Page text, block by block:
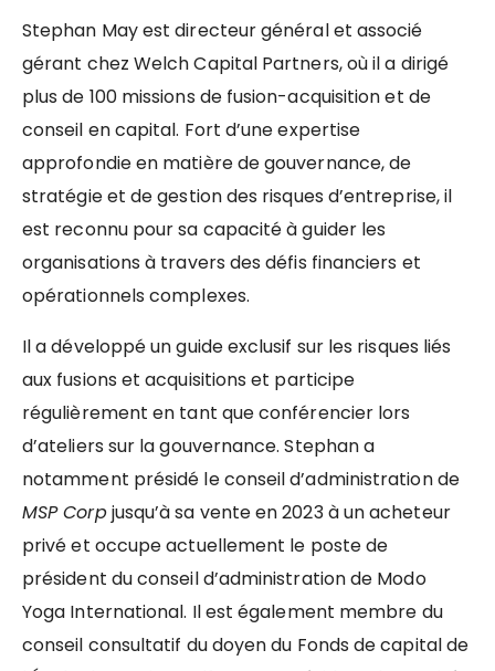
Stephan May est directeur général et associé
gérant chez Welch Capital Partners, où il a dirigé
plus de 100 missions de fusion-acquisition et de
conseil en capital. Fort d’une expertise
approfondie en matière de gouvernance, de
stratégie et de gestion des risques d’entreprise, il
est reconnu pour sa capacité à guider les
organisations à travers des défis financiers et
opérationnels complexes.
Il a développé un guide exclusif sur les risques liés
aux fusions et acquisitions et participe
régulièrement en tant que conférencier lors
d’ateliers sur la gouvernance. Stephan a
notamment présidé le conseil d’administration de
MSP Corpjusqu’à sa vente en 2023 à un acheteur
privé et occupe actuellement le poste de
président du conseil d’administration de Modo
Yoga International. Il est également membre du
conseil consultatif du doyen du Fonds de capital de